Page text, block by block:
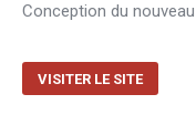
Conception du
VISITER LE SITE